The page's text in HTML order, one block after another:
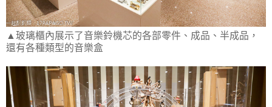
▲玻璃櫃內展示了音樂鈴機芯的各部零件、成品、半成品，
還有各種類型的音樂盒